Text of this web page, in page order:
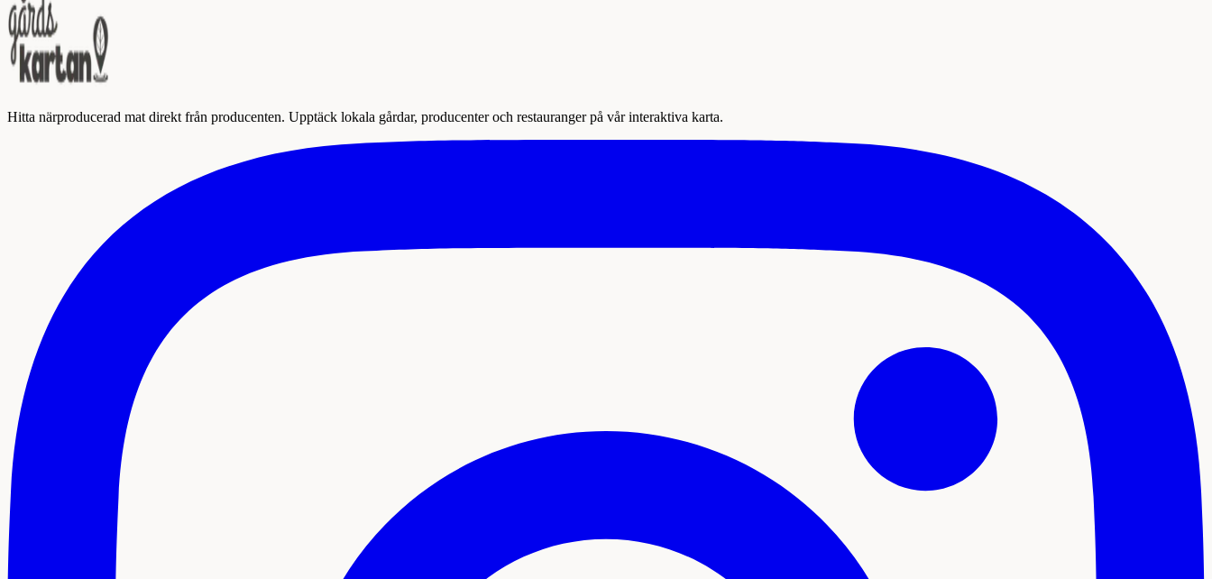
Hitta närproducerad mat direkt från producenten. Upptäck lokala gårdar, producenter och restauranger på vår interaktiva karta.